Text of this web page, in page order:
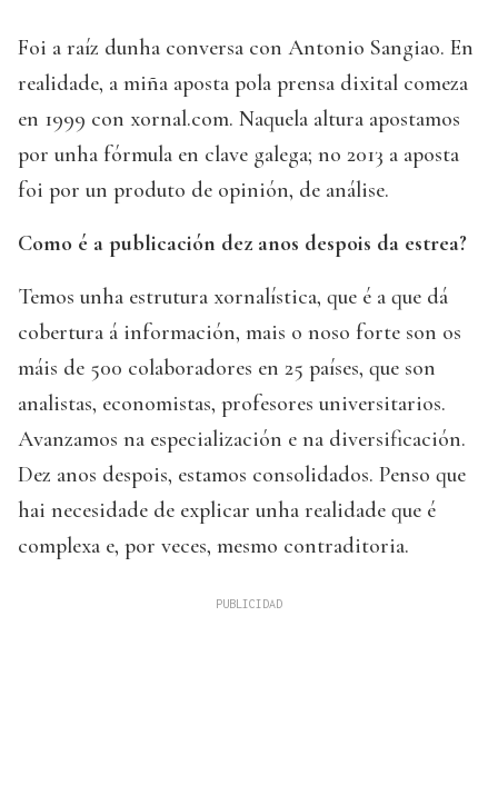
Foi a raíz dunha conversa con Antonio Sangiao. En
realidade, a miña aposta pola prensa dixital comeza
en 1999 con xornal.com. Naquela altura apostamos
por unha fórmula en clave galega; no 2013 a aposta
foi por un produto de opinión, de análise.
Como é a publicación dez anos despois da estrea?
Temos unha estrutura xornalística, que é a que dá
cobertura á información, mais o noso forte son os
máis de 500 colaboradores en 25 países, que son
analistas, economistas, profesores universitarios.
Avanzamos na especialización e na diversificación.
Dez anos despois, estamos consolidados. Penso que
hai necesidade de explicar unha realidade que é
complexa e, por veces, mesmo contraditoria.